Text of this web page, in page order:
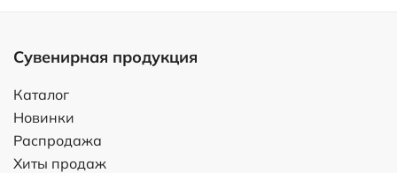
Сувенирная продукция
Каталог
Новинки
Распродажа
Хиты продаж